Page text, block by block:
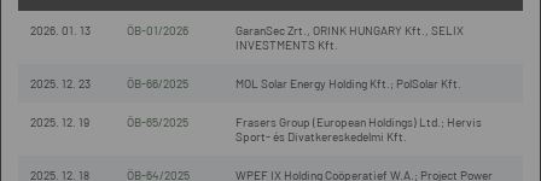
2026. 01. 13 ÖB-01/2026
GaranSec Zrt., ORINK HUNGARY Kft., SELIX
INVESTMENTS Kft.
2025. 12. 23 ÖB-66/2025 MOL Solar Energy Holding Kft.; PolSolar Kft.
2025. 12. 19 ÖB-65/2025
Frasers Group (European Holdings) Ltd.; Hervis
Sport- és Divatkereskedelmi Kft.
2025. 12. 18 ÖB-64/2025
WPEF IX Holding Coöperatief W.A.; Project Power